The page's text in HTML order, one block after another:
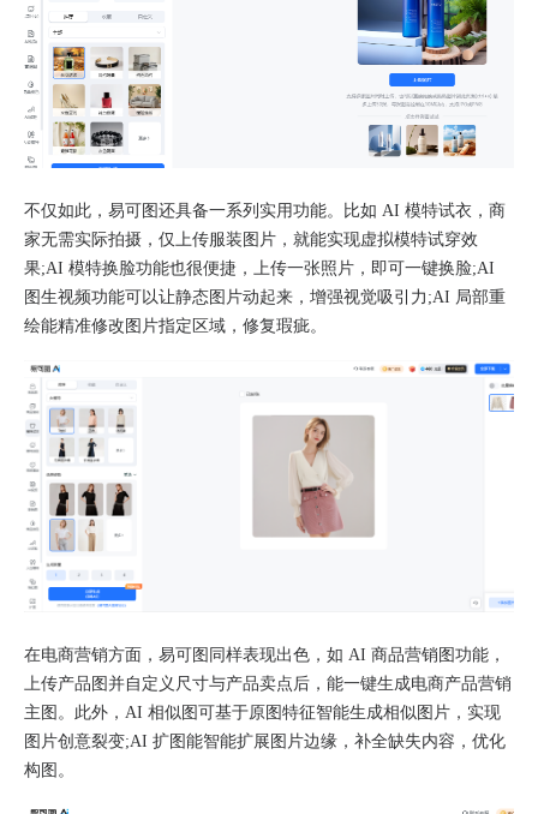
不仅如此，易可图还具备一系列实用功能。比如 AI 模特试衣，商
家无需实际拍摄，仅上传服装图片，就能实现虚拟模特试穿效
果;AI 模特换脸功能也很便捷，上传一张照片，即可一键换脸;AI
图生视频功能可以让静态图片动起来，增强视觉吸引力;AI 局部重
绘能精准修改图片指定区域，修复瑕疵。
在电商营销方面，易可图同样表现出色，如 AI 商品营销图功能，
上传产品图并自定义尺寸与产品卖点后，能一键生成电商产品营销
主图。此外，AI 相似图可基于原图特征智能生成相似图片，实现
图片创意裂变;AI 扩图能智能扩展图片边缘，补全缺失内容，优化
构图。